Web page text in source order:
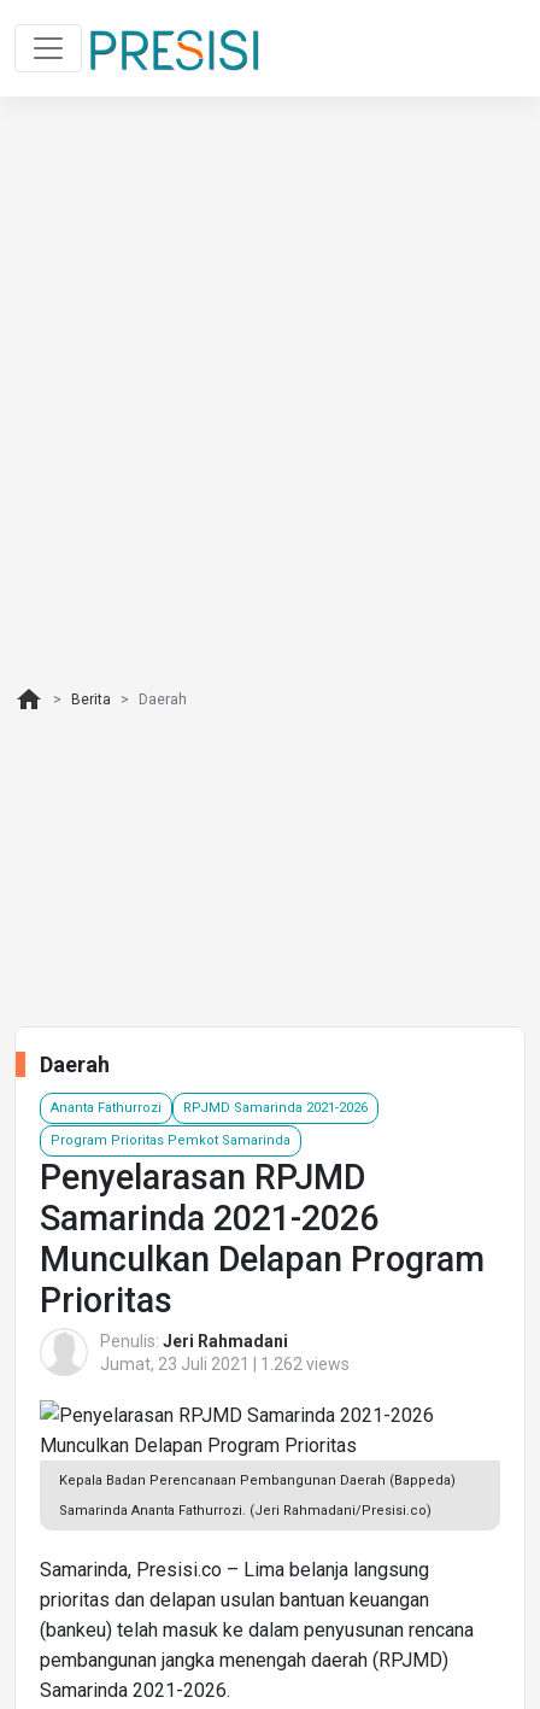
home Berita Daerah
Daerah
Ananta Fathurrozi RPJMD Samarinda 2021-2026
Program Prioritas Pemkot Samarinda
Penyelarasan RPJMD
Samarinda 2021-2026
Munculkan Delapan Program
Prioritas
Penulis: Jeri Rahmadani
Jumat, 23 Juli 2021 | 1.262 views
Kepala Badan Perencanaan Pembangunan Daerah (Bappeda)
Samarinda Ananta Fathurrozi. (Jeri Rahmadani/Presisi.co)
Samarinda, Presisi.co – Lima belanja langsung
prioritas dan delapan usulan bantuan keuangan
(bankeu) telah masuk ke dalam penyusunan rencana
pembangunan jangka menengah daerah (RPJMD)
Samarinda 2021-2026.